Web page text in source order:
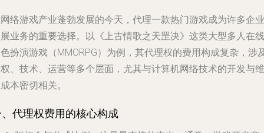
络游戏产业蓬勃发展的今天，代理一款热门游戏成为许多企业
业务的重要选择。以《上古情歌之天罡决》这类大型多人在线
扮演游戏（MMORPG）为例，其代理权的费用构成复杂，涉
、技术、运营等多个层面，尤其与计算机网络技术的开发与维
本密切相关。
代理权费用的核心构成